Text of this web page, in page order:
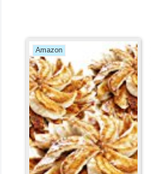
Amazon